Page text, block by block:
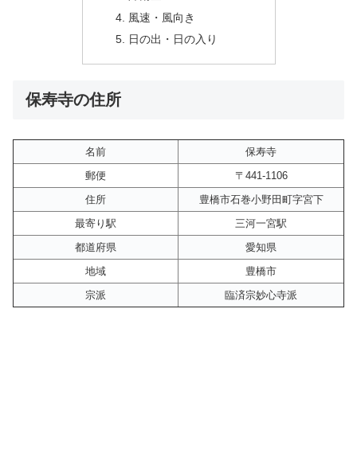
風速・風向き
日の出・日の入り
保寿寺の住所
名前
保寿寺
郵便
〒441-1106
住所
豊橋市石巻小野田町字宮下
最寄り駅
三河一宮駅
都道府県
愛知県
地域
豊橋市
宗派
臨済宗妙心寺派